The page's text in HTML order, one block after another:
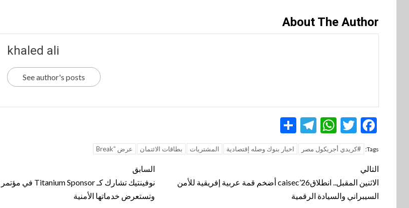
About The Author
khaled ali
See author's posts
Facebook
Twitter
WhatsApp
Telegram
Tags: #كريدي أجريكول مصر اخبار بنوك وصله إقتصادية المشتريات بطاقات الائتمان عرض “Break
تنقل
المقالة
السابق
وتستعرض خدماتها الأمنية
التالي
الاثنين المقبل.. انطلاقcaisec’26 أضخم قمة عربية إفريقية للأمن
السيبراني والسيادة الرقمية